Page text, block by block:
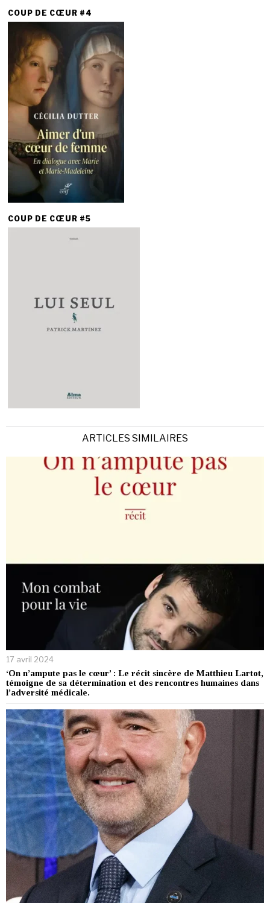
COUP DE CŒUR #4
COUP DE CŒUR #5
ARTICLES SIMILAIRES
17 avril 2024
‘On n’ampute pas le cœur’ : Le récit sincère de Matthieu Lartot,
témoigne de sa détermination et des rencontres humaines dans
l’adversité médicale.